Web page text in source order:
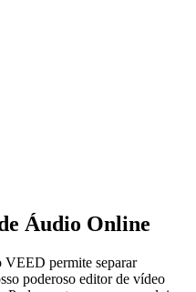
Áudio Online
VEED permite separar
poderoso editor de vídeo